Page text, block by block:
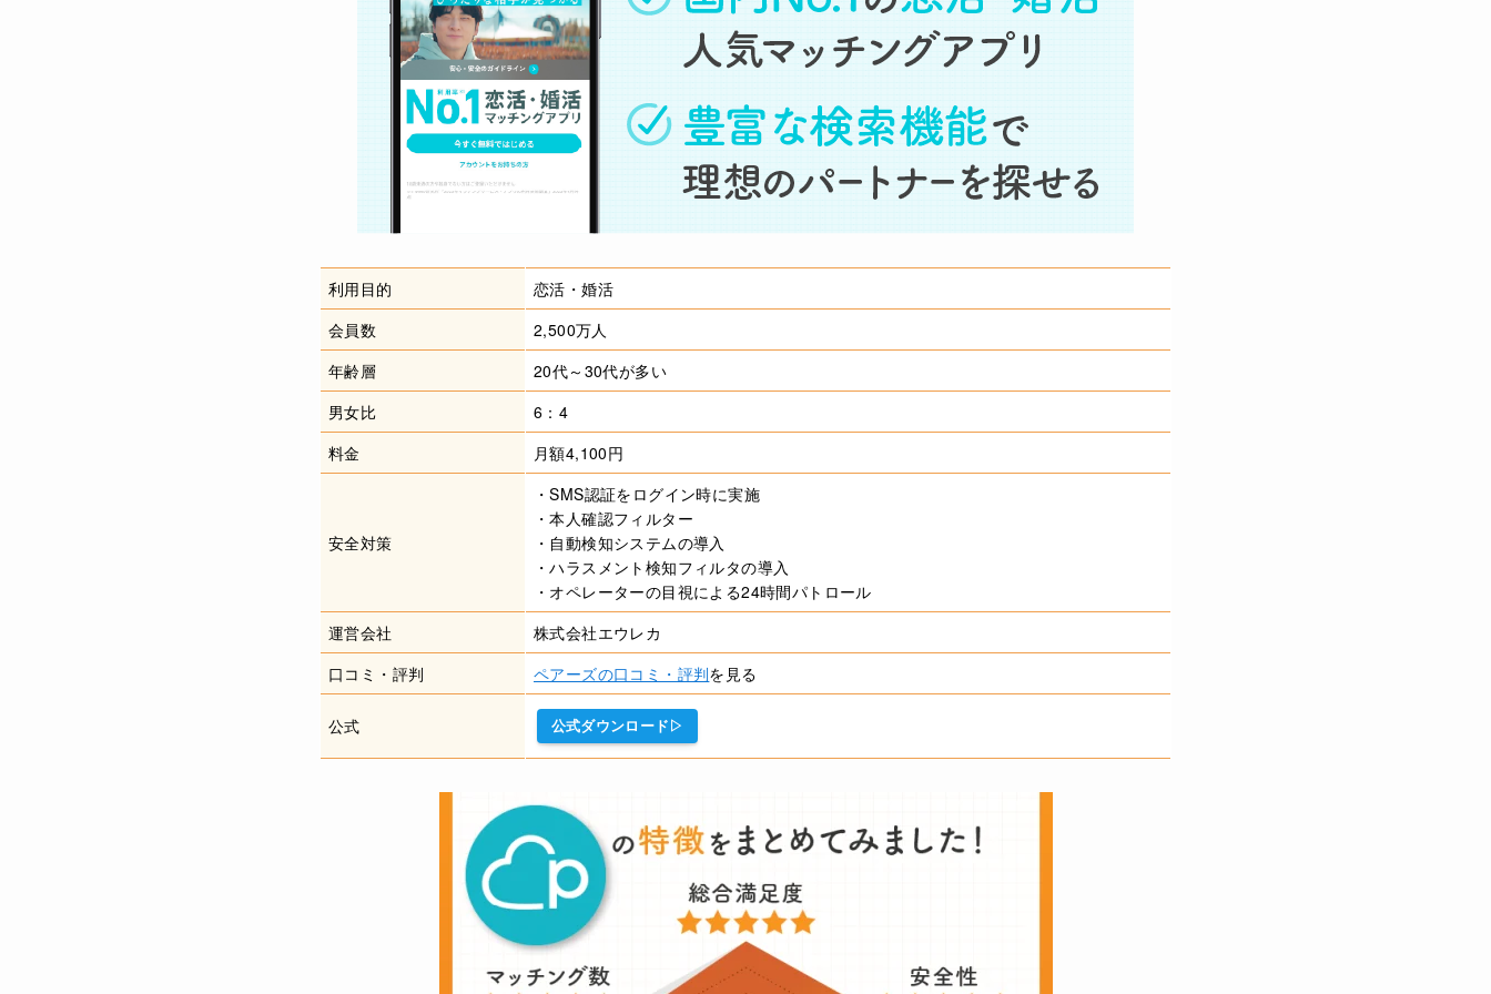
利用目的
恋活・婚活
会員数
2,500万人
年齢層
20代～30代が多い
男女比
6：4
料金
月額4,100円
安全対策
・SMS認証をログイン時に実施
・本人確認フィルター
・自動検知システムの導入
・ハラスメント検知フィルタの導入
・オペレーターの目視による24時間パトロール
運営会社
株式会社エウレカ
口コミ・評判
ペアーズの口コミ・評判を見る
公式 公式ダウンロード▷